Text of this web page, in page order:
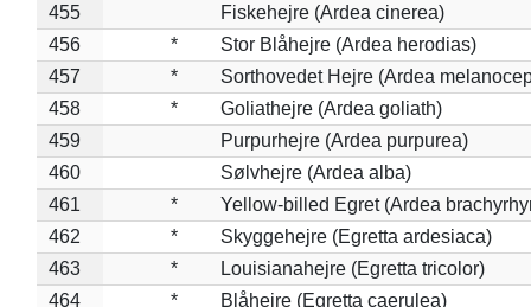
455
Fiskehejre (Ardea cinerea)
456
*
Stor Blåhejre (Ardea herodias)
457
*
Sorthovedet Hejre (Ardea
458
*
Goliathejre (Ardea goliath)
459
Purpurhejre (Ardea purpurea)
460
Sølvhejre (Ardea alba)
461
*
Yellow-billed Egret (Ardea
462
*
Skyggehejre (Egretta ardesiaca)
463
*
Louisianahejre (Egretta tricolor)
464
*
Blåhejre (Egretta caerulea)